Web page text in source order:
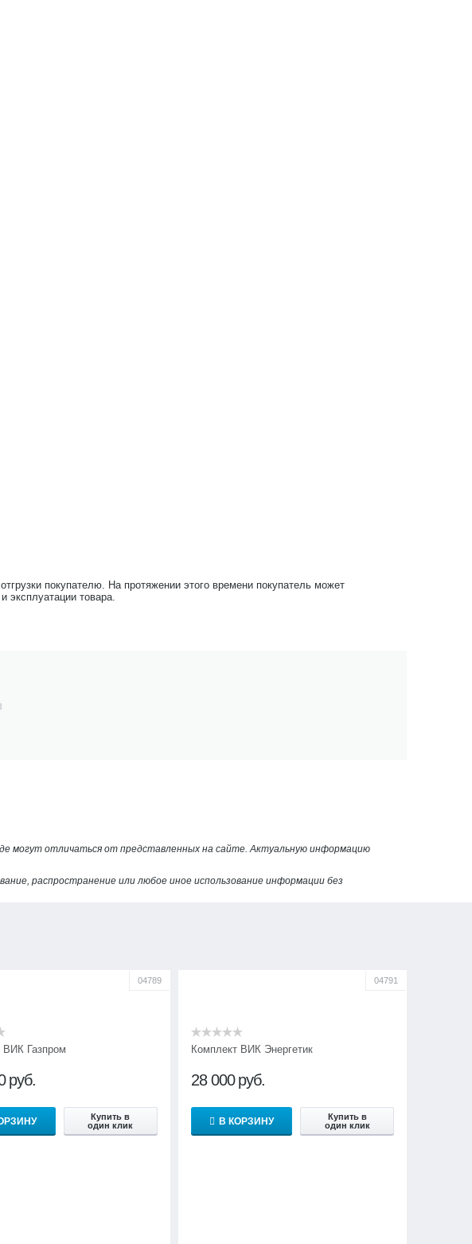
покупателю. На протяжении этого времени покупатель может
эксплуатации товара.
могут отличаться от представленных на сайте. Актуальную информацию
распространение или любое иное использование информации без
04789
ВИК Газпром
руб.
Купить в
один клик
04791
Комплект ВИК Энергетик
28 000 руб.
В КОРЗИНУ
Купить в
один клик